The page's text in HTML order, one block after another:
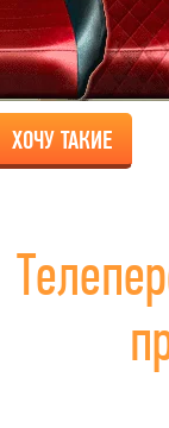
ХОЧУ ТАКИЕ